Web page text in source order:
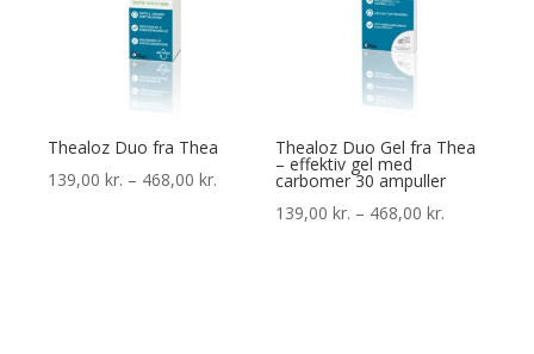
Thealoz Duo fra Thea
139,00kr. – 468,00kr. Prisinterval:
139,00 kr.
Thealoz Duo Gel fra Thea
– effektiv gel med
carbomer 30 ampuller
139,00kr. – 468,00kr.